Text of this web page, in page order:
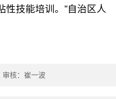
性技能培训。”自治区人
审核：崔一波